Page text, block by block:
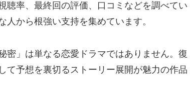
聴率、最終回の評価、口コミなどを調べてい
から根強い支持を集めています。
密」は単なる恋愛ドラマではありません。復
て予想を裏切るストーリー展開が魅力の作品